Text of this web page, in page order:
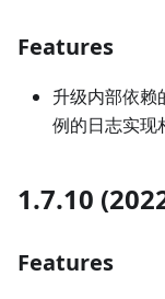
Features
升级内部依赖
例的日志实现
1.7.10
Features